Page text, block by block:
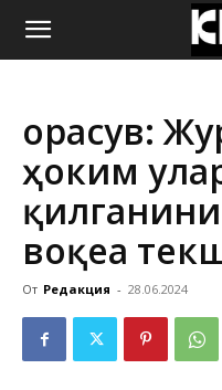
ҚИРҒИЗИСТОН
ЯНГИЛИКЛАРИ
Қорасув:
ҳоким
воқеа
От Редакция - 28.06.2024